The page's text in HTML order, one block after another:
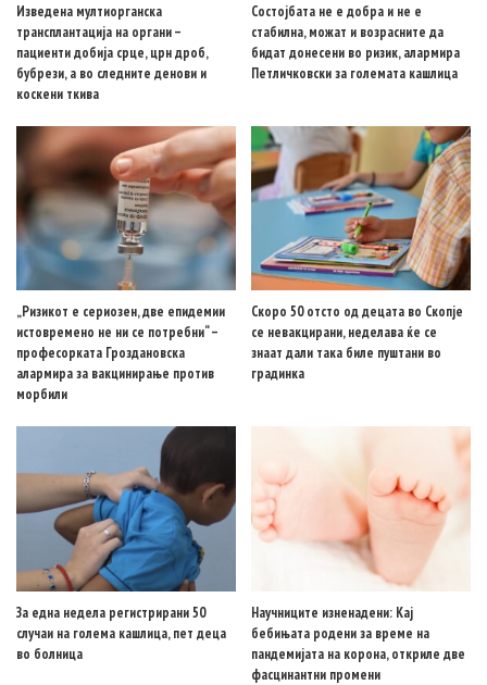
Изведена мултиорганска
трансплантација на органи –
пациенти добија срце, црн дроб,
бубрези, а во следните денови и
коскени ткива
Состојбата не е добра и не е
стабилна, можат и возрасните да
бидат донесени во ризик, алармира
Петличковски за големата кашлица
„Ризикот е сериозен, две епидемии
истовремено не ни се потребни“ –
професорката Гроздановска
алармира за вакцинирање против
морбили
Скоро 50 отсто од децата во Скопје
се невакцирани, неделава ќе се
знаат дали така биле пуштани во
градинка
За една недела регистрирани 50
случаи на голема кашлица, пет деца
во болница
Научниците изненадени: Кај
бебињата родени за време на
пандемијата на корона, откриле две
фасцинантни промени